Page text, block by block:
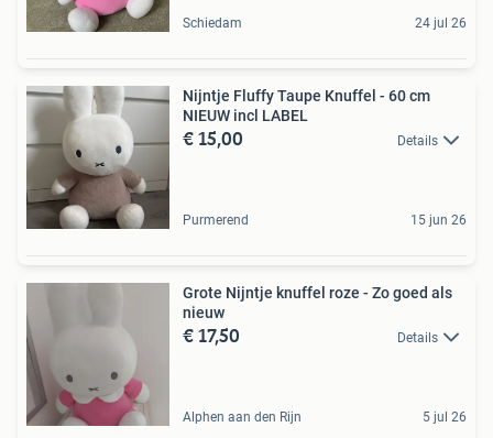
Schiedam 24 jul 26
Nijntje Fluffy Taupe Knuffel - 60 cm
NIEUW incl LABEL
€ 15,00 Details
Purmerend 15 jun 26
Grote Nijntje knuffel roze - Zo goed als
nieuw
€ 17,50 Details
Alphen aan den Rijn 5 jul 26